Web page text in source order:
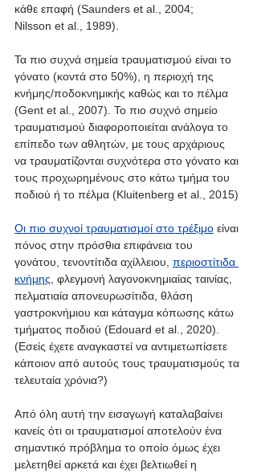
κάθε επαφή (Saunders et al., 2004;
Nilsson et al., 1989).
Τα πιο συχνά σημεία τραυματισμού είναι το
γόνατο (κοντά στο 50%), η περιοχή της
κνήμης/ποδοκνημικής καθώς και το πέλμα
(Gent et al., 2007). Το πιο συχνό σημείο
τραυματισμού διαφοροποιείται ανάλογα το
επίπεδο των αθλητών, με τους αρχάριους
να τραυματίζονται συχνότερα στο γόνατο και
τους προχωρημένους στο κάτω τμήμα του
ποδιού ή το πέλμα (Kluitenberg et al., 2015)
Οι πιο συχνοί τραυματισμοί στο τρέξιμο είναι
πόνος στην πρόσθια επιφάνεια του
γονάτου, τενοντίτιδα αχίλλειου, περιοστίτιδα
κνήμης, φλεγμονή λαγονοκνημιαίας ταινίας,
πελματιαία απονευρωσίτιδα, θλάση
γαστροκνήμιου και κάταγμα κόπωσης κάτω
τμήματος ποδιού (Edouard et al., 2020).
(Εσείς έχετε αναγκαστεί να αντιμετωπίσετε
κάποιον από αυτούς τους τραυματισμούς τα
τελευταία χρόνια?)
Από όλη αυτή την εισαγωγή καταλαβαίνει
κανείς ότι οι τραυματισμοί αποτελούν ένα
σημαντικό πρόβλημα το οποίο όμως έχει
μελετηθεί αρκετά και έχει βελτιωθεί η